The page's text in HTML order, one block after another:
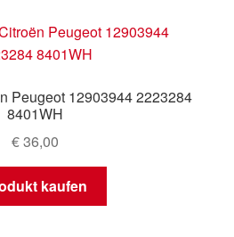
Peugeot 12903944 2223284
8401WH
€36,00
kaufen